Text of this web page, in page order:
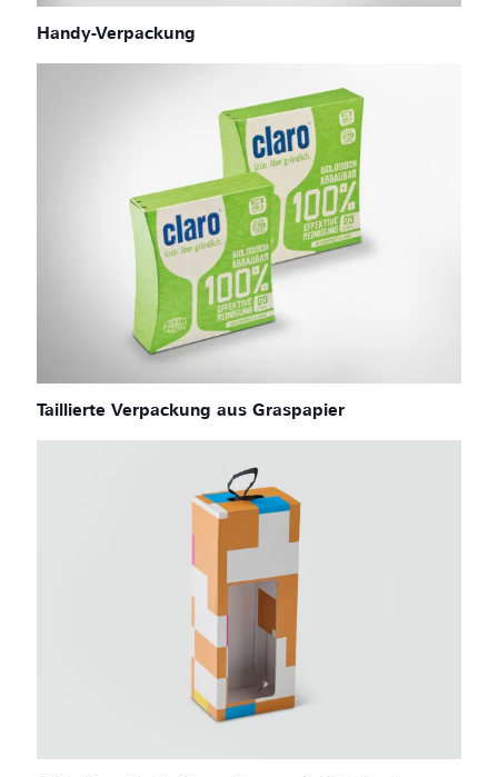
Handy-Verpackung
Taillierte Verpackung aus Graspapier